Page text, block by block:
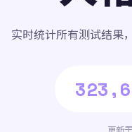
实时统计所有测试结果